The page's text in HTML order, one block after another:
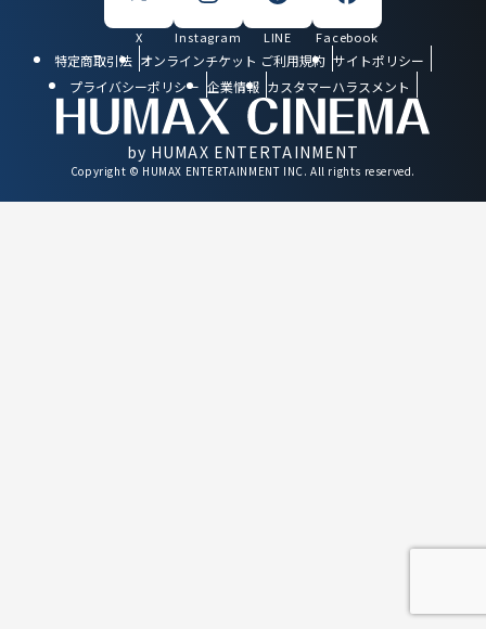
X Instagram LINE Facebook
特定商取引法 オンラインチケット ご利用規約 サイトポリシー
プライバシーポリシー 企業情報 カスタマーハラスメント
by HUMAX ENTERTAINMENT
Copyright © HUMAX ENTERTAINMENT INC. All rights reserved.